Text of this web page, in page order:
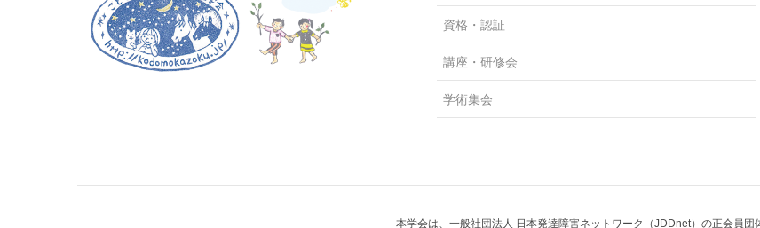
資格・認証
講座・研修会
学術集会
本学会は、一般社団法人 日本発達障害ネットワーク（JDDnet）の正会員団